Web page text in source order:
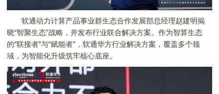
软通动力计算产品事业群生态合作发展部总经理赵建明揭
晓“智聚生态”战略，并发布行业联合解决方案。作为智算生态
的“联接者”与“赋能者”，软通华方行业解决方案，覆盖多个领
域，为智能化升级筑牢核心底座。